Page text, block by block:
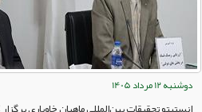
دوشنبه 12 مرداد 1405